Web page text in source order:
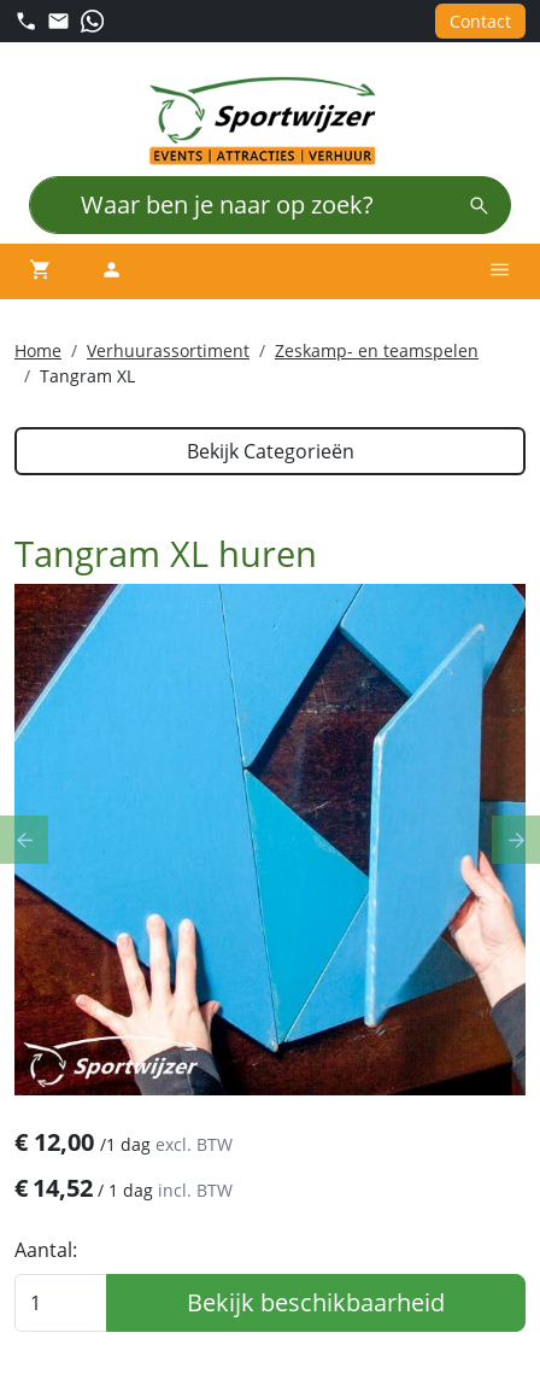
Contact
winkelwagen
account
Home Verhuurassortiment
Zeskamp- en teamspelen
Tangram XL
Bekijk Categorieën
Tangram XL huren
€ 12,00 /1 dag excl. BTW
€14,52 / 1 dag incl. BTW
Aantal:
Bekijk beschikbaarheid
Previous